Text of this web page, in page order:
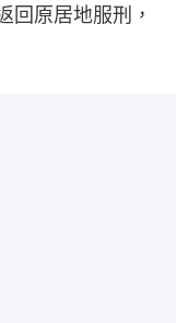
回原居地服刑，